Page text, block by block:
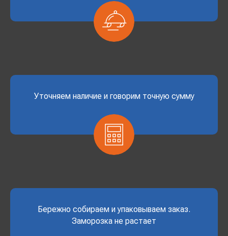
Уточняем наличие и говорим точную сумму
Бережно собираем и упаковываем заказ.
Заморозка не растает